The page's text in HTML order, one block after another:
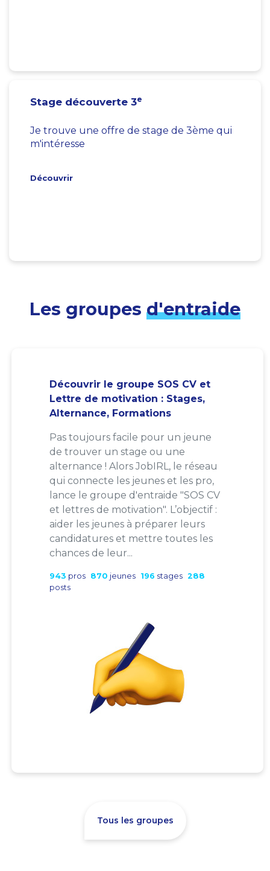
Stage découverte 3e
Je trouve une offre de stage de 3ème qui
m'intéresse
Découvrir
Les groupes d'entraide
Découvrir le groupe SOS CV et
Lettre de motivation : Stages,
Alternance, Formations
Pas toujours facile pour un jeune
de trouver un stage ou une
alternance ! Alors JobIRL, le réseau
qui connecte les jeunes et les pro,
lance le groupe d'entraide "SOS CV
et lettres de motivation". L’objectif :
aider les jeunes à préparer leurs
candidatures et mettre toutes les
chances de leur...
943 pros 870 jeunes 196 stages 288
posts
Tous les groupes